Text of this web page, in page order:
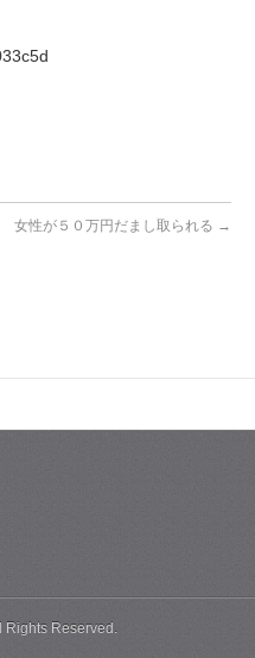
女性が５０万円だまし取られる →
Rights Reserved.